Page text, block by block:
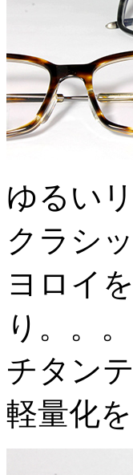
ゆるい
クラシ
ヨロイ
り。。。
チタン
軽量化